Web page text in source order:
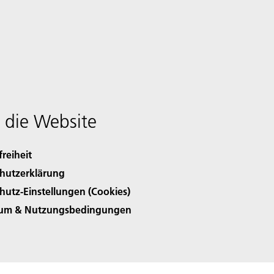
Website
Einstellungen (Cookies)
& Nutzungsbedingungen